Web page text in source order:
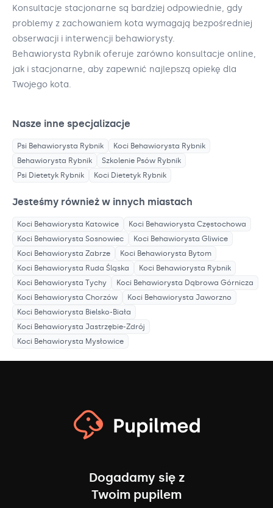
Konsultacje stacjonarne są bardziej odpowiednie, gdy
problemy z zachowaniem kota wymagają bezpośredniej
obserwacji i interwencji behawiorysty.
Behawiorysta Rybnik oferuje zarówno konsultacje online,
jak i stacjonarne, aby zapewnić najlepszą opiekę dla
Twojego kota.
Nasze inne specjalizacje
Psi Behawiorysta Rybnik Koci Behawiorysta Rybnik
Behawiorysta Rybnik Szkolenie Psów Rybnik
Psi Dietetyk Rybnik Koci Dietetyk Rybnik
Jesteśmy również w innych miastach
Koci Behawiorysta Katowice Koci Behawiorysta Częstochowa
Koci Behawiorysta Sosnowiec Koci Behawiorysta Gliwice
Koci Behawiorysta Zabrze Koci Behawiorysta Bytom
Koci Behawiorysta Ruda Śląska Koci Behawiorysta Rybnik
Koci Behawiorysta Tychy Koci Behawiorysta Dąbrowa Górnicza
Koci Behawiorysta Chorzów Koci Behawiorysta Jaworzno
Koci Behawiorysta Bielsko-Biała
Koci Behawiorysta Jastrzębie-Zdrój
Koci Behawiorysta Mysłowice
Dogadamy się z
Twoim pupilem